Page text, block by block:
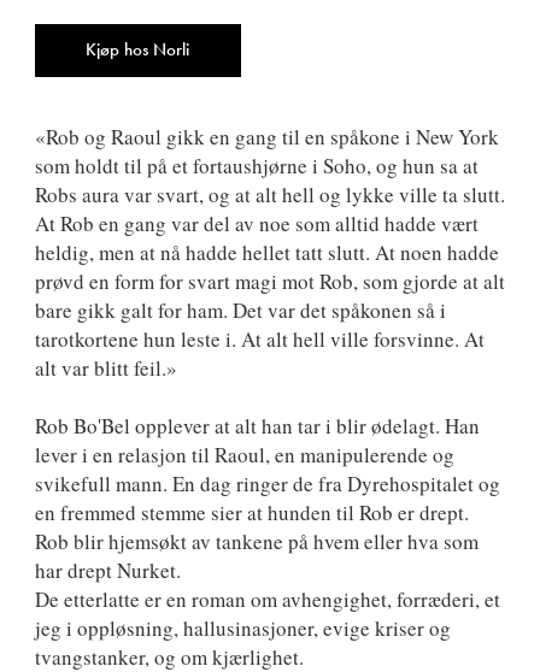
Kjøp hos Norli
«Rob og Raoul gikk en gang til en spåkone i New York
som holdt til på et fortaushjørne i Soho, og hun sa at
Robs aura var svart, og at alt hell og lykke ville ta slutt.
At Rob en gang var del av noe som alltid hadde vært
heldig, men at nå hadde hellet tatt slutt. At noen hadde
prøvd en form for svart magi mot Rob, som gjorde at alt
bare gikk galt for ham. Det var det spåkonen så i
tarotkortene hun leste i. At alt hell ville forsvinne. At
alt var blitt feil.»
Rob Bo'Bel opplever at alt han tar i blir ødelagt. Han
lever i en relasjon til Raoul, en manipulerende og
svikefull mann. En dag ringer de fra Dyrehospitalet og
en fremmed stemme sier at hunden til Rob er drept.
Rob blir hjemsøkt av tankene på hvem eller hva som
har drept Nurket.
De etterlatte er en roman om avhengighet, forræderi, et
jeg i oppløsning, hallusinasjoner, evige kriser og
tvangstanker, og om kjærlighet.